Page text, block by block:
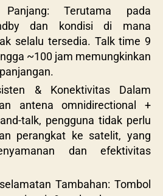
Terutama pada
dan kondisi di mana
selalu tersedia. Talk time 9
~100 jam memungkinkan
& Konektivitas Dalam
antena omnidirectional +
talk, pengguna tidak perlu
perangkat ke satelit, yang
dan efektivitas
Tambahan: Tombol